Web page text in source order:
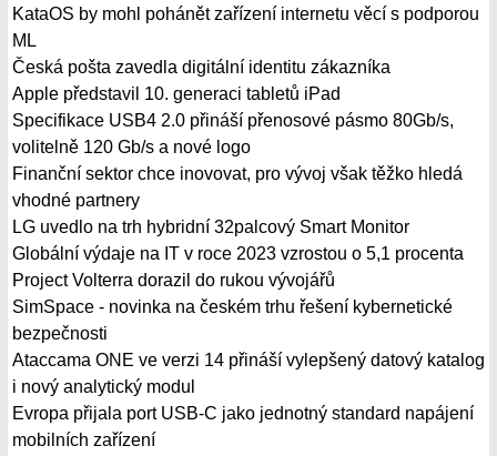
KataOS by mohl pohánět zařízení internetu věcí s podporou
ML
Česká pošta zavedla digitální identitu zákazníka
Apple představil 10. generaci tabletů iPad
Specifikace USB4 2.0 přináší přenosové pásmo 80Gb/s,
volitelně 120 Gb/s a nové logo
Finanční sektor chce inovovat, pro vývoj však těžko hledá
vhodné partnery
LG uvedlo na trh hybridní 32palcový Smart Monitor
Globální výdaje na IT v roce 2023 vzrostou o 5,1 procenta
Project Volterra dorazil do rukou vývojářů
SimSpace - novinka na českém trhu řešení kybernetické
bezpečnosti
Ataccama ONE ve verzi 14 přináší vylepšený datový katalog
i nový analytický modul
Evropa přijala port USB-C jako jednotný standard napájení
mobilních zařízení